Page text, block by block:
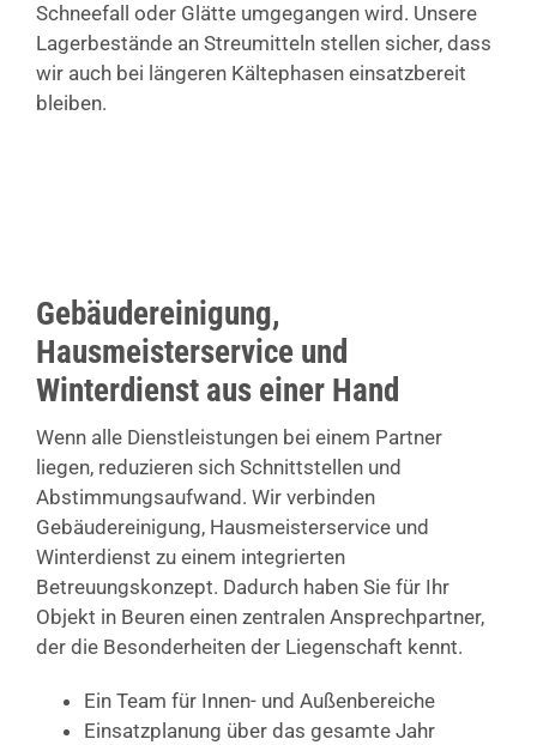
Schneefall oder Glätte umgegangen wird. Unsere
Lagerbestände an Streumitteln stellen sicher, dass
wir auch bei längeren Kältephasen einsatzbereit
bleiben.
Gebäudereinigung,
Hausmeisterservice und
Winterdienst aus einer Hand
Wenn alle Dienstleistungen bei einem Partner
liegen, reduzieren sich Schnittstellen und
Abstimmungsaufwand. Wir verbinden
Gebäudereinigung, Hausmeisterservice und
Winterdienst zu einem integrierten
Betreuungskonzept. Dadurch haben Sie für Ihr
Objekt in Beuren einen zentralen Ansprechpartner,
der die Besonderheiten der Liegenschaft kennt.
Ein Team für Innen- und Außenbereiche
Einsatzplanung über das gesamte Jahr